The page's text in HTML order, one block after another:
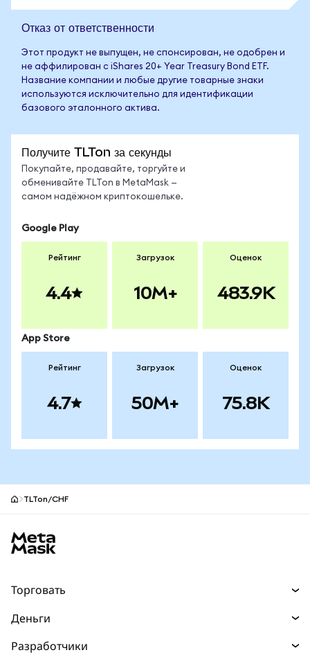
Отказ от ответственности
Этот продукт не выпущен, не спонсирован, не одобрен и
не аффилирован с iShares 20+ Year Treasury Bond ETF.
Название компании и любые другие товарные знаки
используются исключительно для идентификации
базового эталонного актива.
Получите TLTon за секунды
Покупайте, продавайте, торгуйте и
обменивайте TLTon в MetaMask —
самом надёжном криптокошельке.
Google Play
Рейтинг
4.4
Загрузок
10M+
Оценок
483.9K
App Store
Рейтинг
4.7
Загрузок
50M+
Оценок
75.8K
TLTon/CHF
Торговать
Прогнозы
Деньги
Разработчики